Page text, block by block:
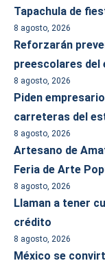
Tapachula de
8 agosto, 2026
Reforzarán
preescolares del
8 agosto, 2026
Piden
carreteras del
8 agosto, 2026
Artesano de
Feria de Arte
8 agosto, 2026
Llaman a tener
crédito
8 agosto, 2026
México se